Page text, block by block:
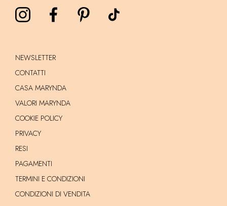
NEWSLETTER
CONTATTI
CASA MARYNDA
VALORI MARYNDA
COOKIE POLICY
PRIVACY
RESI
PAGAMENTI
TERMINI E CONDIZIONI
CONDIZIONI DI VENDITA